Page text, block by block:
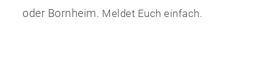
oder Bornheim. Meldet Euch einfach.